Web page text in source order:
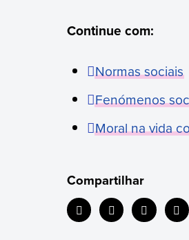
Continue com:
Normas sociais
Fenómenos
Moral na vida
Compartilhar